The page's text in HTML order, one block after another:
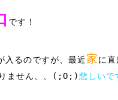
です！
入るのですが、最近家に直
ません、、(;O;)悲しいで